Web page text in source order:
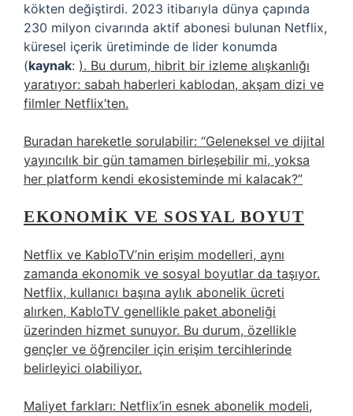
kökten değiştirdi. 2023 itibarıyla dünya çapında
230 milyon civarında aktif abonesi bulunan Netflix,
küresel içerik üretiminde de lider konumda
(kaynak: ). Bu durum, hibrit bir izleme alışkanlığı
yaratıyor: sabah haberleri kablodan, akşam dizi ve
filmler Netflix’ten.
Buradan hareketle sorulabilir: “Geleneksel ve dijital
yayıncılık bir gün tamamen birleşebilir mi, yoksa
her platform kendi ekosisteminde mi kalacak?”
EKONOMIK VE SOSYAL BOYUT
Netflix ve KabloTV’nin erişim modelleri, aynı
zamanda ekonomik ve sosyal boyutlar da taşıyor.
Netflix, kullanıcı başına aylık abonelik ücreti
alırken, KabloTV genellikle paket aboneliği
üzerinden hizmet sunuyor. Bu durum, özellikle
gençler ve öğrenciler için erişim tercihlerinde
belirleyici olabiliyor.
Maliyet farkları: Netflix’in esnek abonelik modeli,